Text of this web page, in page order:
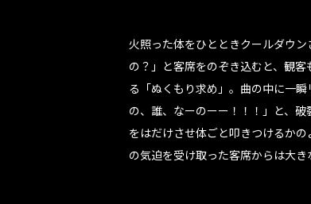
火照った体をひとときクールダウ
の？」と客席をのぞき込むと、観
る「ぬくもり求め」。曲の中に一
の、誰、なーのーー！！！」と、
をはだけさせ体ごと叩きつけるか
の気迫を受け取った客席からは大